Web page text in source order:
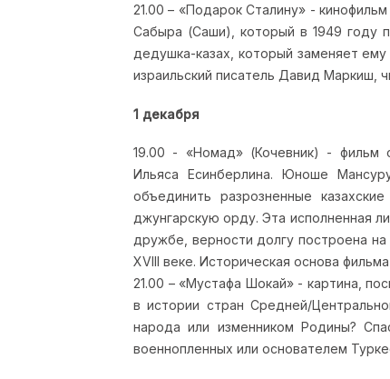
21.00 – «Подарок Сталину» -
Сабыра (Саши), который в 1949 году
дедушка-казах, который заменяет
израильский писатель Давид Маркиш,
1 декабря
19.00 - «Номад» (Кочевник) - фильм
Ильяса Есинберлина. Юноше
объединить разрозненные
джунгарскую орду. Эта исполненная
дружбе, верности долгу построена
XVIII веке. Историческая основа
21.00 – «Мустафа Шокай» - картина,
в истории стран Средней/
народа или изменником Родины?
военнопленных или основателем